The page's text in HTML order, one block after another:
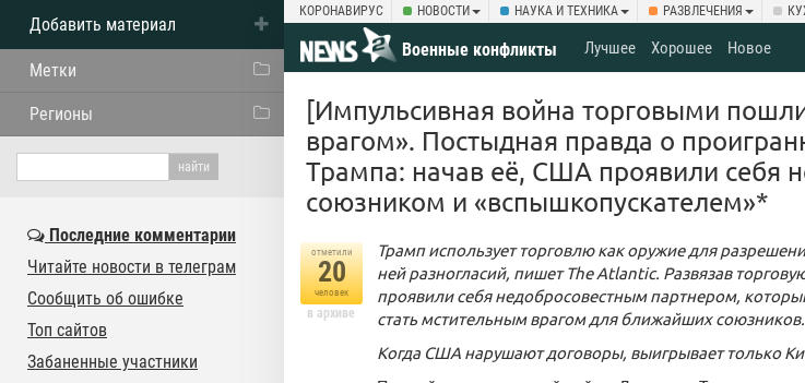
КОРОНАВИРУС НОВОСТИ НАУКА И ТЕХНИКА РАЗВЛЕЧЕНИЯ
Военные конфликты Лучшее Хорошее Новое
[Импульсивная война торговыми
врагом». Постыдная правда о
Трампа: начав её, США проявили себя
союзником и «вспышкопускателем»*
отметили
20
человек
в архиве
Трамп использует торговлю как оружие для
ней разногласий, пишет The Atlantic. Развязав
проявили себя недобросовестным партнером,
стать мстительным врагом для ближайших союзников.
Когда США нарушают договоры, выигрывает только
Добавить материал
Метки
Регионы
Последние комментарии
Читайте новости в телеграм
Сообщить об ошибке
Топ сайтов
Забаненные участники